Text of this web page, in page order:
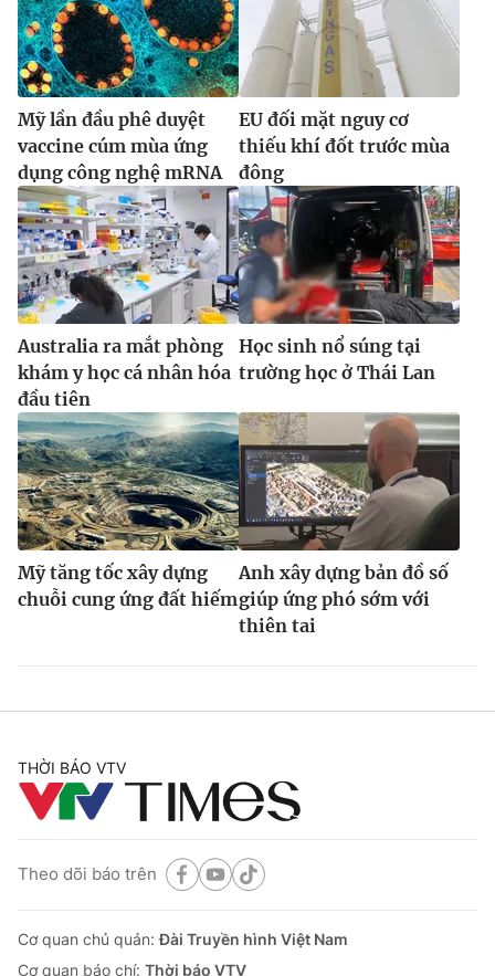
Ðiện thoại Thời báo VTV:024.66 897 897
Email:toasoan@vtv.vn
Liên hệ quảng cáo:024-7300.7108
® Cấm sao chép dưới mọi hình thức nếu không có sự chấp
thuận bằng văn bản. Ghi rõ nguồn VTV.vn khi phát hành lại
thông tin từ website này.
Mỹ lần đầu phê duyệt
vaccine cúm mùa ứng
dụng công nghệ mRNA
EU đối mặt nguy cơ
thiếu khí đốt trước mùa
đông
Australia ra mắt phòng
khám y học cá nhân hóa
đầu tiên
Học sinh nổ súng tại
trường học ở Thái Lan
Mỹ tăng tốc xây dựng
chuỗi cung ứng đất hiếm
Anh xây dựng bản đồ số
giúp ứng phó sớm với
thiên tai
THỜI BÁO VTV
Theo dõi báo trên
Cơ quan chủ quản:Đài Truyền hình Việt Nam
Cơ quan báo chí: Thời báo VTV